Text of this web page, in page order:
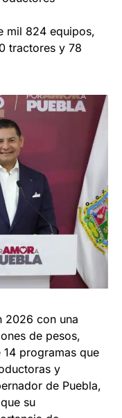
mil 824 equipos,
tractores y 78
2026 con una
de pesos,
programas que
y
de Puebla,
su